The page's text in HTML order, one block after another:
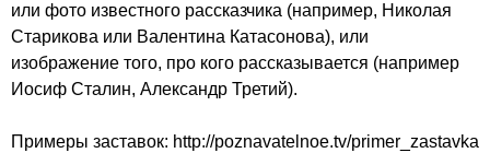
или фото известного рассказчика (например, Николая
Старикова или Валентина Катасонова), или
изображение того, про кого рассказывается (например
Иосиф Сталин, Александр Третий).
Примеры заставок: http://poznavatelnoe.tv/primer_zastavka